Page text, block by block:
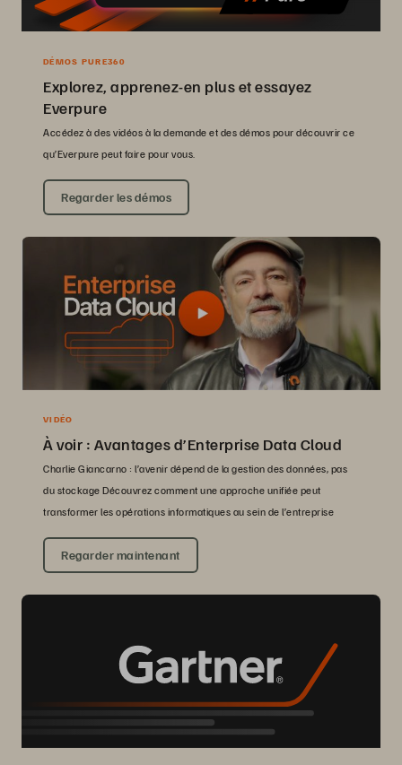
DÉMOS PURE360
Explorez, apprenez-en plus et essayez
Everpure
Accédez à des vidéos à la demande et des démos pour découvrir ce
qu’Everpure peut faire pour vous.
Regarder les démos
VIDÉO
À voir : Avantages d’Enterprise Data Cloud
Charlie Giancarno : l’avenir dépend de la gestion des données, pas
du stockage Découvrez comment une approche unifiée peut
transformer les opérations informatiques au sein de l’entreprise
Regarder maintenant